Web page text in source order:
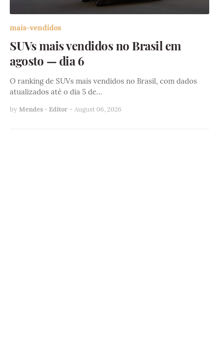
mais-vendidos
SUVs mais vendidos no Brasil em
agosto — dia 6
O ranking de SUVs mais vendidos no Brasil, com dados
atualizados até o dia 5 de…
by Mendes - Editor - August 06, 2026